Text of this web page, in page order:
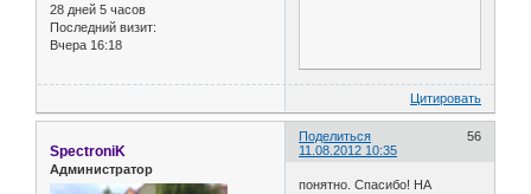
28 дней 5 часов
Последний визит:
Вчера 16:18
Цитировать
Поделиться
56
11.08.2012 10:35
SpectroniK
Администратор
понятно. Спасибо! НА